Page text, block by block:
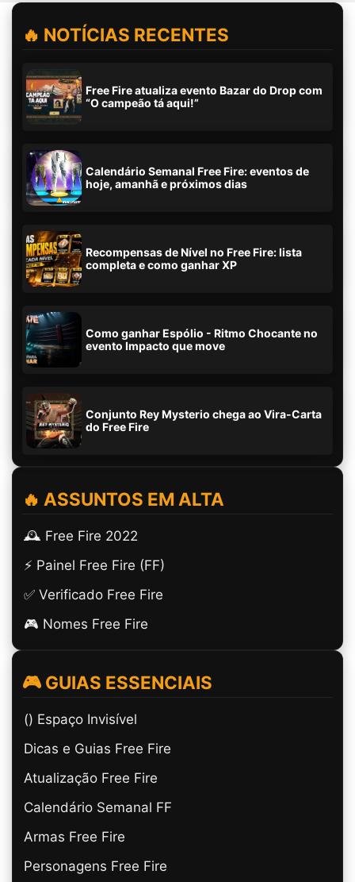
🔥 NOTÍCIAS RECENTES
Free Fire atualiza evento Bazar do Drop com
“O campeão tá aqui!”
Calendário Semanal Free Fire: eventos de
hoje, amanhã e próximos dias
Recompensas de Nível no Free Fire: lista
completa e como ganhar XP
Como ganhar Espólio - Ritmo Chocante no
evento Impacto que move
Conjunto Rey Mysterio chega ao Vira-Carta
do Free Fire
🔥 ASSUNTOS EM ALTA
🕰️ Free Fire 2022
⚡ Painel Free Fire (FF)
✅ Verificado Free Fire
🎮 Nomes Free Fire
🎮 GUIAS ESSENCIAIS
(ㅤ) Espaço Invisível
Dicas e Guias Free Fire
Atualização Free Fire
Calendário Semanal FF
Armas Free Fire
Personagens Free Fire